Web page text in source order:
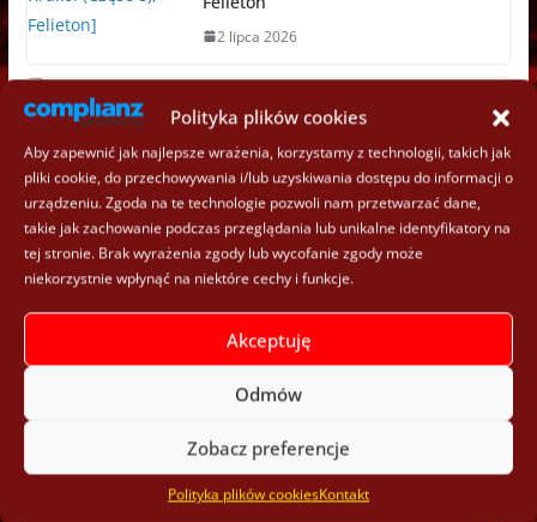
Polityka plików cookies
Aby zapewnić jak najlepsze wrażenia, korzystamy z technologii, takich jak
pliki cookie, do przechowywania i/lub uzyskiwania dostępu do informacji o
urządzeniu. Zgoda na te technologie pozwoli nam przetwarzać dane,
takie jak zachowanie podczas przeglądania lub unikalne identyfikatory na
tej stronie. Brak wyrażenia zgody lub wycofanie zgody może
niekorzystnie wpłynąć na niektóre cechy i funkcje.
Akceptuję
Odmów
Zobacz preferencje
Polityka plików cookiesKontakt
2 lipca 2026
„Avengers: Zebrani” (Tom 13) –
Recenzja
2 lipca 2026
Polecane materiały wideo: